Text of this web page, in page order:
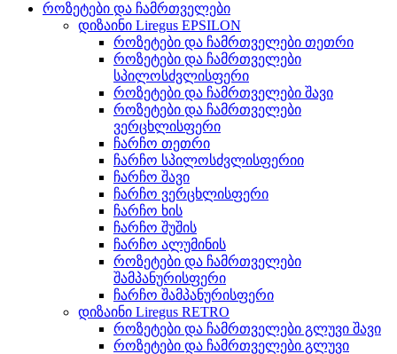
როზეტები და ჩამრთველები
დიზაინი Liregus EPSILON
როზეტები და ჩამრთველები თეთრი
როზეტები და ჩამრთველები
სპილოსძვლისფერი
როზეტები და ჩამრთველები შავი
როზეტები და ჩამრთველები
ვერცხლისფერი
ჩარჩო თეთრი
ჩარჩო სპილოსძვლისფერიი
ჩარჩო შავი
ჩარჩო ვერცხლისფერი
ჩარჩო ხის
ჩარჩო შუშის
ჩარჩო ალუმინის
როზეტები და ჩამრთველები
შამპანურისფერი
ჩარჩო შამპანურისფერი
დიზაინი Liregus RETRO
როზეტები და ჩამრთველები გლუვი შავი
როზეტები და ჩამრთველები გლუვი